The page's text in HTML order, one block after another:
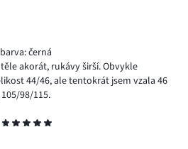
barva: černá
akorát, rukávy širší. Obvykle
44/46, ale tentokrát jsem vzala 46
98/115.